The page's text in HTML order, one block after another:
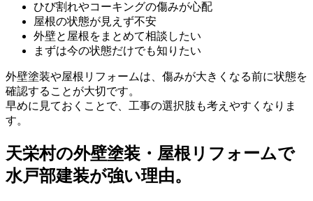
ひび割れやコーキングの傷みが心配
屋根の状態が見えず不安
外壁と屋根をまとめて相談したい
まずは今の状態だけでも知りたい
外壁塗装や屋根リフォームは、傷みが大きくなる前に状態を
確認することが大切です。
早めに見ておくことで、工事の選択肢も考えやすくなりま
す。
天栄村の外壁塗装・屋根リフォームで
水戸部建装が強い理由。